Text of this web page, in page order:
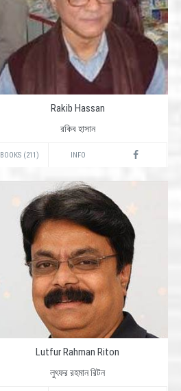
Rakib Hassan
রকিব হাসান
BOOKS (211) INFO
Lutfur Rahman Riton
লুৎফর রহমান রিটন